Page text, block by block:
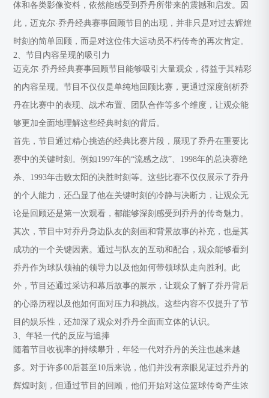
体和各类影像资料，依然能感受到乔丹所带来的震撼和启发。因
此，迈克尔·乔丹经典赛事回顾节目的出现，并非只是对过去辉煌
时刻的简单回顾，而是对这位伟大运动员不朽传奇的再次肯定。
2、节目内容呈现的吸引力
迈克尔·乔丹经典赛事回顾节目能够吸引大量观众，得益于其精彩
的内容呈现。节目不仅仅是单纯地回顾比赛，更通过深度剖析乔
丹在比赛中的表现、战术布置、团队合作等多个维度，让观众能
够更加全面地理解这些经典时刻的背后。
首先，节目通过精心挑选的经典比赛片段，展现了乔丹在重要比
赛中的关键时刻。例如1997年的“流感之战”、1998年的总决赛绝
杀、1993年击败太阳的决胜时刻等。这些比赛不仅仅展示了乔丹
的个人能力，还凸显了他在关键时刻的冷静与决断力，让观众无
论是回顾还是第一次观看，都能够深刻感受到乔丹的传奇魅力。
其次，节目中对乔丹身边队友的刻画和背景故事的补充，也是其
成功的一个关键因素。通过与队友的互动和配合，观众能够看到
乔丹作为球队领袖的领导力以及他如何带领球队走向胜利。此
外，节目还通过采访和幕后故事的展示，让观众了解了乔丹背后
的心路历程以及他如何面对压力和挑战。这些内容不仅提升了节
目的娱乐性，还加深了观众对乔丹全面而立体的认识。
3、年轻一代的反应与追捧
随着节目收视率的持续攀升，年轻一代对乔丹的关注也越来越
多。对于许多00后甚至10后来说，他们并没有亲眼见证过乔丹的
辉煌时刻，但通过节目的回顾，他们开始对这位篮球传奇产生浓